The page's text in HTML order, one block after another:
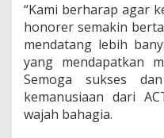
“Kami berharap agar
honorer semakin
mendatang lebih
yang mendapatkan
Semoga sukses
kemanusiaan dari
wajah bahagia.